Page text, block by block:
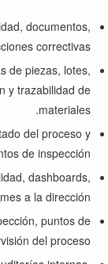
documentos,
correctivas.
de piezas, lotes,
y trazabilidad de
materiales.
del proceso y
de inspección.
dashboards,
a la dirección.
puntos de
del proceso.